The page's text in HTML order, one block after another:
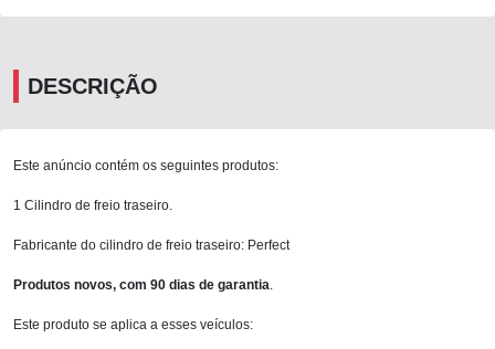
DESCRIÇÃO
Este anúncio contém os seguintes produtos:
1 Cilindro de freio traseiro.
Fabricante do cilindro de freio traseiro: Perfect
Produtos novos, com 90 dias de garantia
Este produto se aplica a esses veículos: